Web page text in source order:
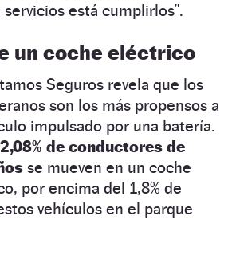
está cumplirlos”.
un coche eléctrico
Seguros revela que los
son los más propensos a
impulsado por una batería.
de conductores de
se mueven en un coche
por encima del 1,8% de
vehículos en el parque